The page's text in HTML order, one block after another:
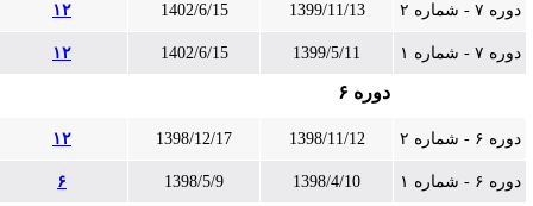
دوره ۷ - شماره ۲ 1399/11/13
1402/6/15 ۱۲
دوره ۷ - شماره ۱ 1399/5/11
1402/6/15 ۱۲
دوره ۶
دوره ۶ - شماره ۲ 1398/11/12
1398/12/17 ۱۲
دوره ۶ - شماره ۱ 1398/4/10
1398/5/9